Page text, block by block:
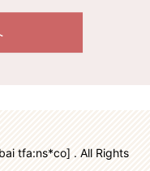
tfa:ns*co] . All Rights